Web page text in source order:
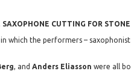
SAXOPHONE CUTTING FOR STONE
which the performers –
, and Anders Eliasson were all